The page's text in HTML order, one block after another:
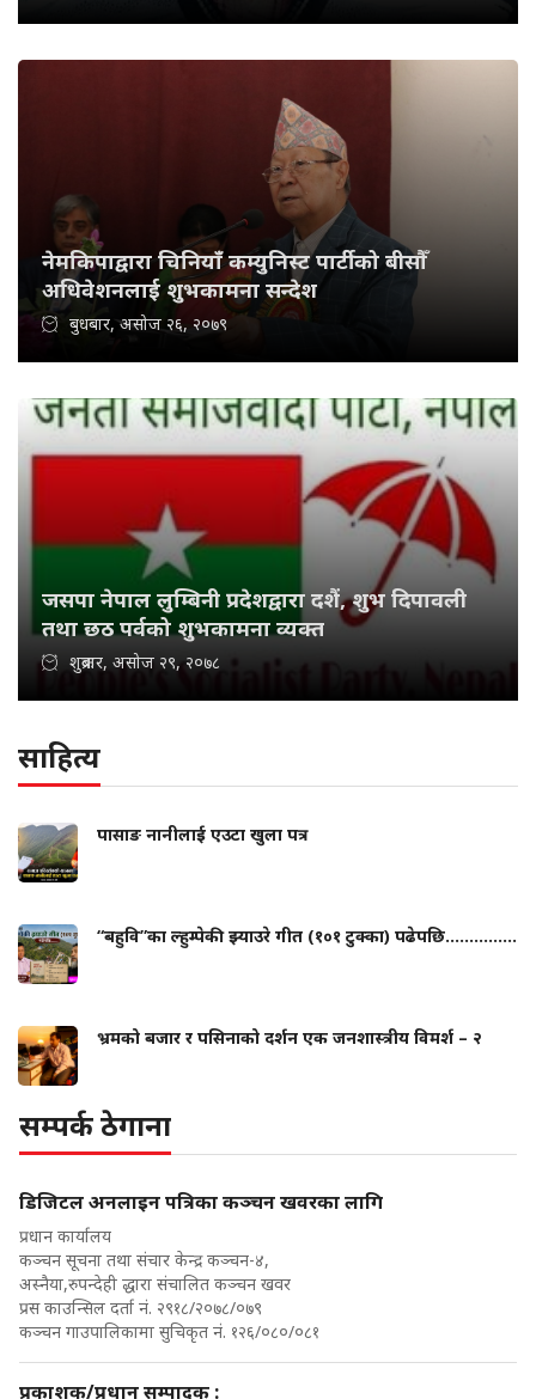
नेमकिपाद्वारा चिनियाँ कम्युनिस्ट पार्टीको बीसौँ
अधिवेशनलाई शुभकामना सन्देश
बुधबार, असोज २६, २०७९
जसपा नेपाल लुम्बिनी प्रदेशद्वारा दशैं, शुभ दिपावली
तथा छठ पर्वको शुभकामना व्यक्त
शुक्रबार, असोज २९, २०७८
साहित्य
पासाङ नानीलाई एउटा खुला पत्र
“बहुवि”का ल्हुम्पेकी झ्याउरे गीत (१०१ टुक्का) पढेपछि...............
भ्रमको बजार र पसिनाको दर्शन एक जनशास्त्रीय विमर्श – २
सम्पर्क ठेगाना
डिजिटल अनलाइन पत्रिका कञ्चन खवरका लागि
प्रधान कार्यालय
कञ्चन सूचना तथा संचार केन्द्र कञ्चन-४,
अस्नैया,रुपन्देही द्धारा संचालित कञ्चन खवर
प्रस काउन्सिल दर्ता नं. २९१८/२०७८/०७९
कञ्चन गाउपालिकामा सुचिकृत नं. १२६/०८०/०८१
प्रकाशक/प्रधान सम्पादक :